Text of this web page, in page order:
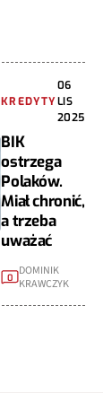
KREDYTY
06
LIS
2025
BIK
ostrzega
Polaków.
Miał chronić,
a trzeba
uważać
0
DOMINIK
KRAWCZYK